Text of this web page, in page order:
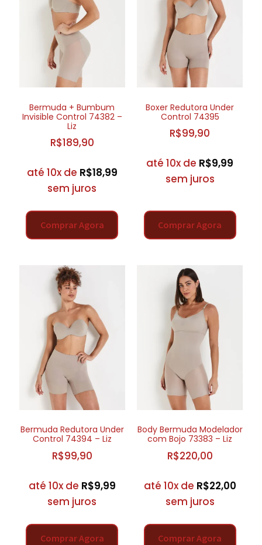
Bermuda + Bumbum
Invisible Control 74382 –
Liz
R$189,90
até 10x de R$18,99
sem juros
Comprar Agora
Boxer Redutora Under
Control 74395
R$99,90
até 10x de R$9,99
sem juros
Comprar Agora
Bermuda Redutora Under
Control 74394 – Liz
R$99,90
até 10x de R$9,99
sem juros
Comprar Agora
Body Bermuda Modelador
com Bojo 73383 – Liz
R$220,00
até 10x de R$22,00
sem juros
Comprar Agora